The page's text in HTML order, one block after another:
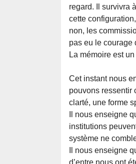
regard. Il survivra
cette
non, les
pas eu le courage
La mémoire est
Cet instant nous
pouvons ressentir
clarté, une forme
Il nous enseigne
institutions
système ne
Il nous enseigne